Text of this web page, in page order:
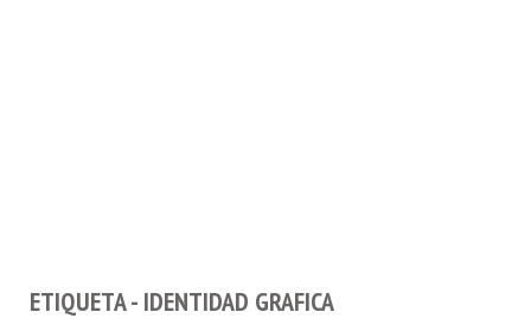
ETIQUETA - IDENTIDAD GRAFICA